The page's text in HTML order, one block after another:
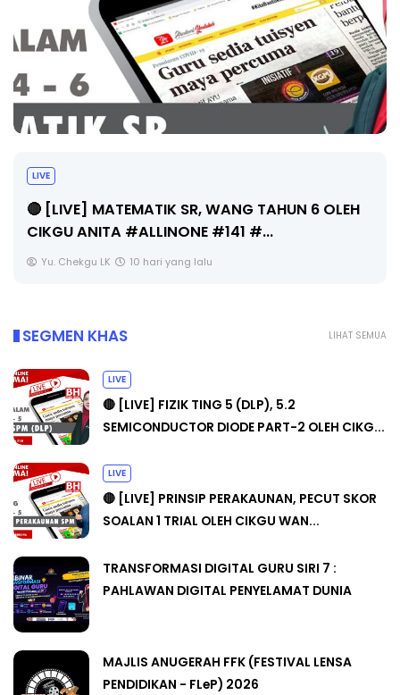
LIVE
🔴 [LIVE] MATEMATIK SR, WANG TAHUN 6 OLEH
CIKGU ANITA #ALLINONE #141 #...
Yu. Chekgu LK 10 hari yang lalu
LIHAT SEMUA
SEGMEN KHAS
LIVE
🔴 [LIVE] FIZIK TING 5 (DLP), 5.2
SEMICONDUCTOR DIODE PART-2 OLEH CIKG...
LIVE
🔴 [LIVE] PRINSIP PERAKAUNAN, PECUT SKOR
SOALAN 1 TRIAL OLEH CIKGU WAN...
TRANSFORMASI DIGITAL GURU SIRI 7 :
PAHLAWAN DIGITAL PENYELAMAT DUNIA
MAJLIS ANUGERAH FFK (FESTIVAL LENSA
PENDIDIKAN - FLeP) 2026